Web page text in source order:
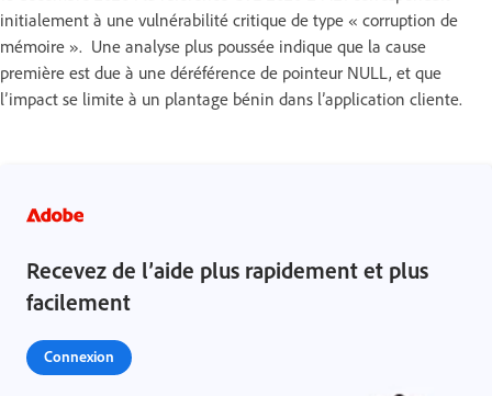
initialement à une vulnérabilité critique de type « corruption de
mémoire ». Une analyse plus poussée indique que la cause
première est due à une déréférence de pointeur NULL, et que
l’impact se limite à un plantage bénin dans l’application cliente.
Recevez de l’aide plus rapidement et plus
facilement
Connexion